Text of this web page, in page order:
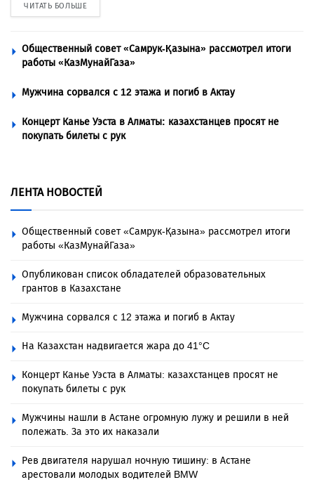
ЧИТАТЬ БОЛЬШЕ
Общественный совет «Самрук-Қазына» рассмотрел итоги
работы «КазМунайГаза»
Мужчина сорвался с 12 этажа и погиб в Актау
Концерт Канье Уэста в Алматы: казахстанцев просят не
покупать билеты с рук
ЛЕНТА НОВОСТЕЙ
Общественный совет «Самрук-Қазына» рассмотрел итоги
работы «КазМунайГаза»
Опубликован список обладателей образовательных
грантов в Казахстане
Мужчина сорвался с 12 этажа и погиб в Актау
На Казахстан надвигается жара до 41°C
Концерт Канье Уэста в Алматы: казахстанцев просят не
покупать билеты с рук
Мужчины нашли в Астане огромную лужу и решили в ней
полежать. За это их наказали
Рев двигателя нарушал ночную тишину: в Астане
арестовали молодых водителей BMW